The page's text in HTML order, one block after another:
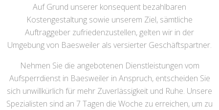
Auf Grund unserer konsequent bezahlbaren
Kostengestaltung sowie unserem Ziel, sämtliche
Auftraggeber zufriedenzustellen, gelten wir in der
Umgebung von Baesweiler als versierter Geschäftspartner.
Nehmen Sie die angebotenen Dienstleistungen vom
Aufsperrdienst in Baesweiler in Anspruch, entscheiden Sie
sich unwillkürlich für mehr Zuverlässigkeit und Ruhe. Unsere
Spezialisten sind an 7 Tagen die Woche zu erreichen, um zu